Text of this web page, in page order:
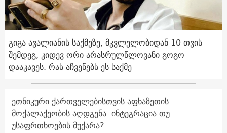
გიგა ავალიანის საქმეზე, მკვლელობიდან 10 თვის
შემდეგ, კიდევ ორი არასრულწლოვანი გოგო
დააკავეს. რას აჩვენებს ეს საქმე
ეთნიკური ქართველებისთვის აფხაზეთის
მოქალაქეობის აღდგენა: ინტეგრაცია თუ
უსაფრთხოების მუქარა?